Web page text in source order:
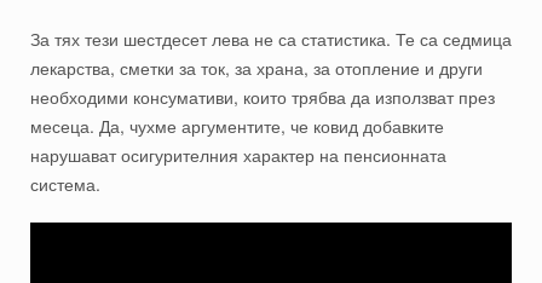
За тях тези шестдесет лева не са статистика. Те са седмица
лекарства, сметки за ток, за храна, за отопление и други
необходими консумативи, които трябва да използват през
месеца. Да, чухме аргументите, че ковид добавките
нарушават осигурителния характер на пенсионната
система.